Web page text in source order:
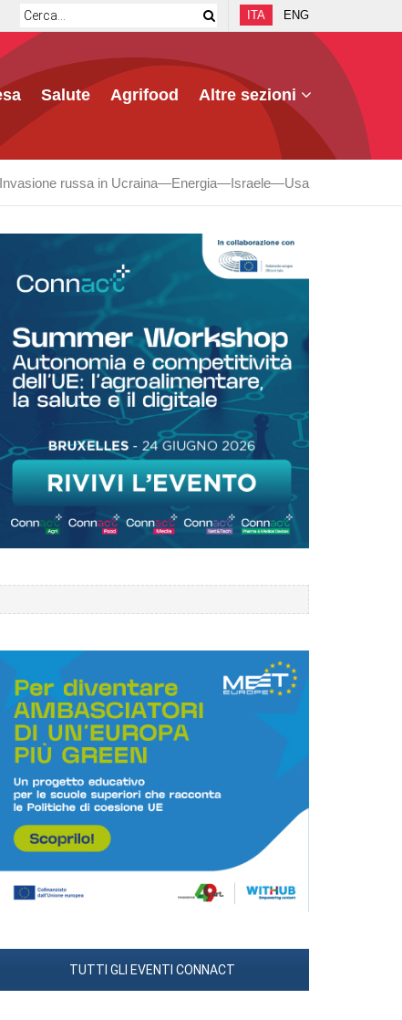
ITA ENG
Salute Agrifood Altre sezioni
Invasione russa in Ucraina Energia Israele Usa
TUTTI GLI EVENTI CONNACT